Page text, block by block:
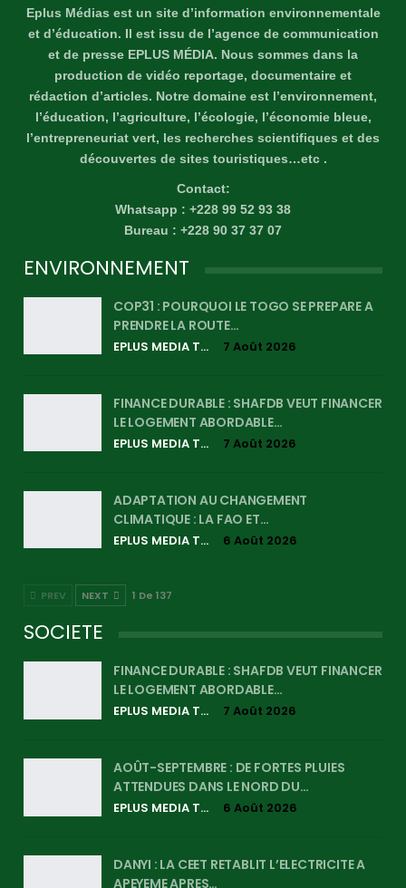
Eplus Médias est un site d’information environnementale
et d’éducation. Il est issu de l’agence de communication
et de presse EPLUS MÉDIA. Nous sommes dans la
production de vidéo reportage, documentaire et
rédaction d’articles. Notre domaine est l’environnement,
l’éducation, l’agriculture, l’écologie, l’économie bleue,
l’entrepreneuriat vert, les recherches scientifiques et des
découvertes de sites touristiques…etc .
Contact:
Whatsapp : +228 99 52 93 38
Bureau : +228 90 37 37 07
ENVIRONNEMENT
COP31 : POURQUOI LE TOGO SE PREPARE A
PRENDRE LA ROUTE…
EPLUS MEDIA TV 7 Août 2026
FINANCE DURABLE : SHAFDB VEUT FINANCER
LE LOGEMENT ABORDABLE…
EPLUS MEDIA TV 7 Août 2026
ADAPTATION AU CHANGEMENT
CLIMATIQUE : LA FAO ET…
EPLUS MEDIA TV 6 Août 2026
PREV NEXT 1 De 137
SOCIETE
FINANCE DURABLE : SHAFDB VEUT FINANCER
LE LOGEMENT ABORDABLE…
EPLUS MEDIA TV 7 Août 2026
AOÛT-SEPTEMBRE : DE FORTES PLUIES
ATTENDUES DANS LE NORD DU…
EPLUS MEDIA TV 6 Août 2026
DANYI : LA CEET RETABLIT L’ELECTRICITE A
APEYEME APRES…